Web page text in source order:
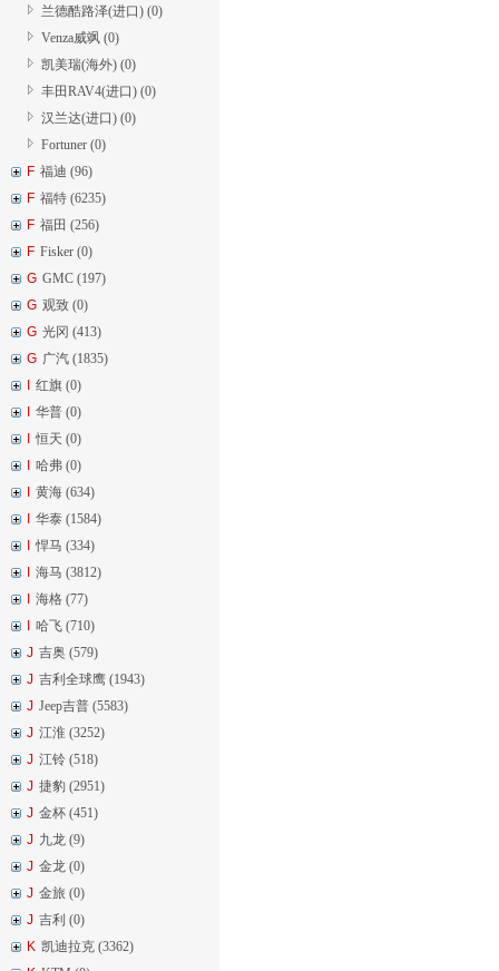
兰德酷路泽(进口) (0)
Venza威飒 (0)
凯美瑞(海外) (0)
丰田RAV4(进口) (0)
汉兰达(进口) (0)
Fortuner (0)
F 福迪 (96)
F 福特 (6235)
F 福田 (256)
F Fisker (0)
G GMC (197)
G 观致 (0)
G 光冈 (413)
G 广汽 (1835)
红旗 (0)
华普 (0)
恒天 (0)
哈弗 (0)
黄海 (634)
华泰 (1584)
悍马 (334)
海马 (3812)
海格 (77)
哈飞 (710)
J 吉奥 (579)
J 吉利全球鹰 (1943)
J Jeep吉普 (5583)
J 江淮 (3252)
J 江铃 (518)
J 捷豹 (2951)
J 金杯 (451)
J 九龙 (9)
J 金龙 (0)
J 金旅 (0)
J 吉利 (0)
K 凯迪拉克 (3362)